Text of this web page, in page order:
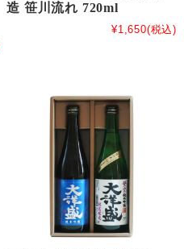
造 笹川流れ 720ml
¥1,650(税込)